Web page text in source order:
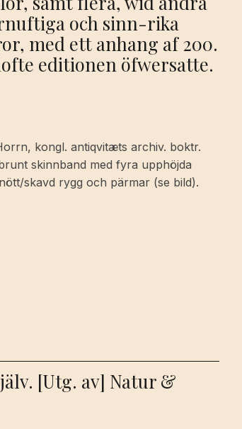
och sinn-rika
med ett anhang af 200.
editionen öfwersatte.
kongl. antiqvitæts archiv. boktr.
skinnband med fyra upphöjda
skavd rygg och pärmar (se bild).
[Utg. av] Natur &